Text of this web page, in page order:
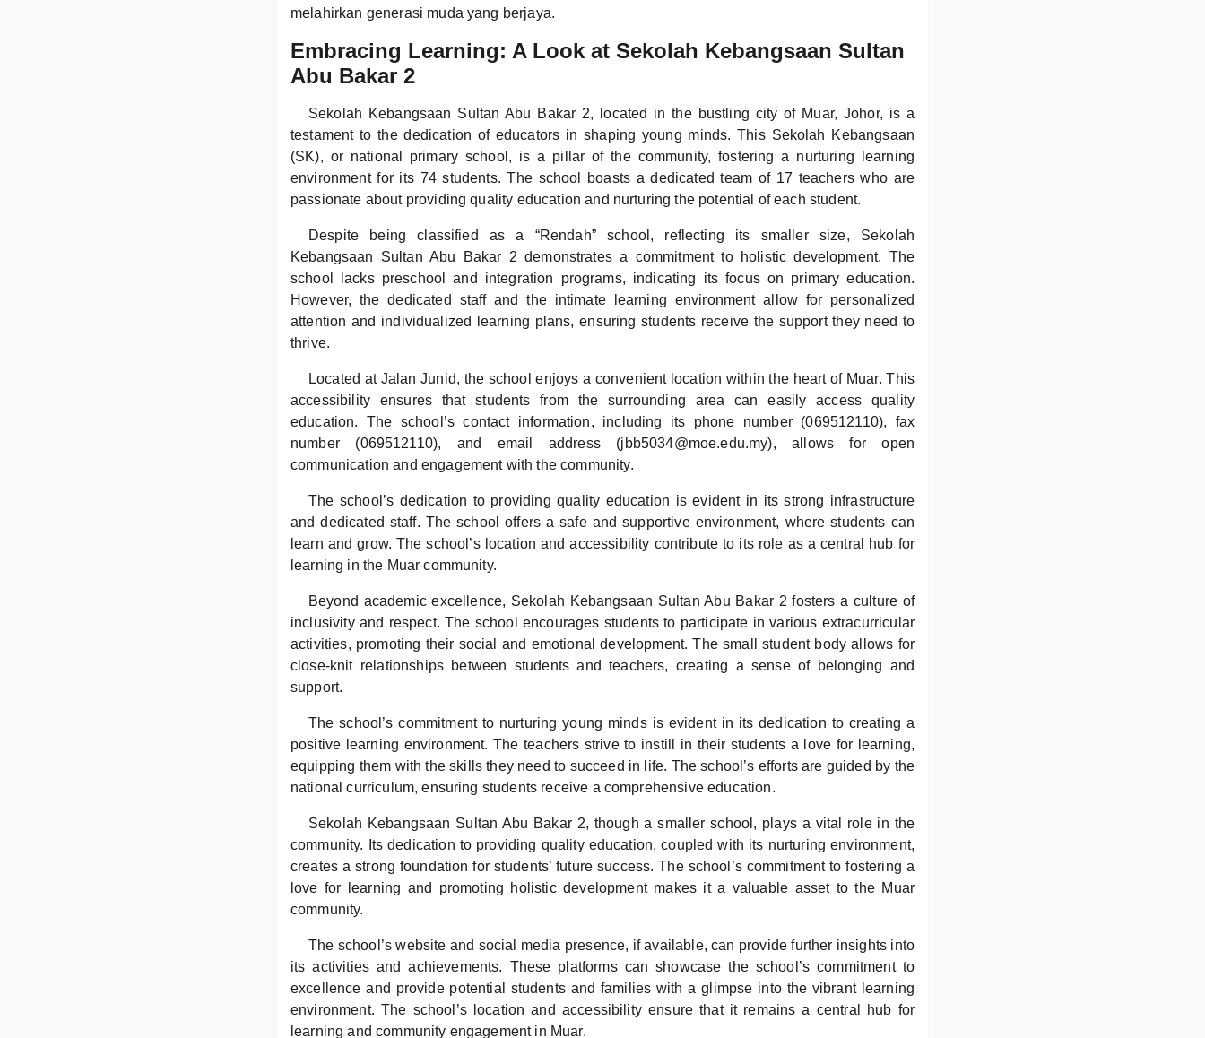
melahirkan generasi muda yang berjaya.
Embracing Learning: A Look at Sekolah Kebangsaan Sultan
Abu Bakar 2
Sekolah Kebangsaan Sultan Abu Bakar 2, located in the bustling city of Muar, Johor, is a
testament to the dedication of educators in shaping young minds. This Sekolah Kebangsaan
(SK), or national primary school, is a pillar of the community, fostering a nurturing learning
environment for its 74 students. The school boasts a dedicated team of 17 teachers who are
passionate about providing quality education and nurturing the potential of each student.
Despite being classified as a “Rendah” school, reflecting its smaller size, Sekolah
Kebangsaan Sultan Abu Bakar 2 demonstrates a commitment to holistic development. The
school lacks preschool and integration programs, indicating its focus on primary education.
However, the dedicated staff and the intimate learning environment allow for personalized
attention and individualized learning plans, ensuring students receive the support they need to
thrive.
Located at Jalan Junid, the school enjoys a convenient location within the heart of Muar. This
accessibility ensures that students from the surrounding area can easily access quality
education. The school’s contact information, including its phone number (069512110), fax
number (069512110), and email address (jbb5034@moe.edu.my), allows for open
communication and engagement with the community.
The school’s dedication to providing quality education is evident in its strong infrastructure
and dedicated staff. The school offers a safe and supportive environment, where students can
learn and grow. The school’s location and accessibility contribute to its role as a central hub for
learning in the Muar community.
Beyond academic excellence, Sekolah Kebangsaan Sultan Abu Bakar 2 fosters a culture of
inclusivity and respect. The school encourages students to participate in various extracurricular
activities, promoting their social and emotional development. The small student body allows for
close-knit relationships between students and teachers, creating a sense of belonging and
support.
The school’s commitment to nurturing young minds is evident in its dedication to creating a
positive learning environment. The teachers strive to instill in their students a love for learning,
equipping them with the skills they need to succeed in life. The school’s efforts are guided by the
national curriculum, ensuring students receive a comprehensive education.
Sekolah Kebangsaan Sultan Abu Bakar 2, though a smaller school, plays a vital role in the
community. Its dedication to providing quality education, coupled with its nurturing environment,
creates a strong foundation for students’ future success. The school’s commitment to fostering a
love for learning and promoting holistic development makes it a valuable asset to the Muar
community.
The school’s website and social media presence, if available, can provide further insights into
its activities and achievements. These platforms can showcase the school’s commitment to
excellence and provide potential students and families with a glimpse into the vibrant learning
environment. The school’s location and accessibility ensure that it remains a central hub for
learning and community engagement in Muar.